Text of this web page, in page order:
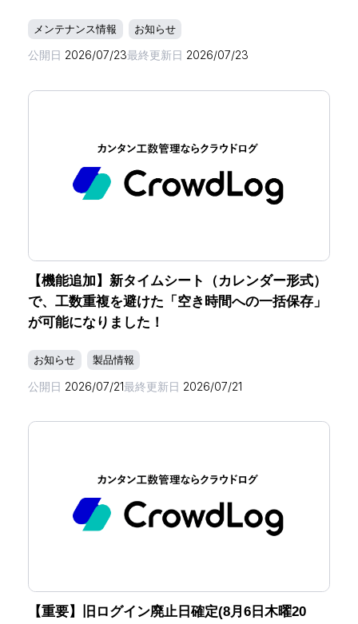
メンテナンス情報 お知らせ
公開日 2026/07/23最終更新日 2026/07/23
【機能追加】新タイムシート（カレンダー形式）
で、工数重複を避けた「空き時間への一括保存」
が可能になりました！
お知らせ 製品情報
公開日 2026/07/21最終更新日 2026/07/21
【重要】旧ログイン廃止日確定(8月6日木曜20